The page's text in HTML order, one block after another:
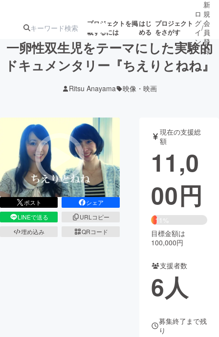
プロジェクトを掲
載するには
はじ
める
プロジェクト
をさがす
ジェクト
募集終了が近いプ
ロジェクト
アート・写真 音楽
テクノロジー・ガジェット ゲーム・
映像・映画 書籍・雑誌
ビジネス・起業 チャレンジ
まちづくり・地域活性化
CAMPFIRE Creation
コミュニティ
ロ
グ
イ
ン
/
新
規
会
員
登
録
一卵性双生児をテーマにした実験的
ドキュメンタリー『ちえりとねね』
Ritsu Anayama 映像・映画
ポスト
シェア
LINEで送る
URLコピー
埋め込み
QRコード
現在の支援総
額
11,0
00円
11%
目標金額は
100,000円
支援者数
6人
募集終了まで残
り